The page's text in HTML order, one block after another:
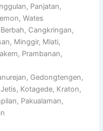
Panjatan,
Wates
Cangkringan,
Minggir, Mlati,
Prambanan,
Gedongtengen,
Kotagede, Kraton,
Pakualaman,